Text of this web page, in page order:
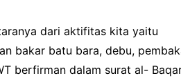
dari aktifitas kita yaitu
bakar batu bara, debu,
berfirman dalam surat al-